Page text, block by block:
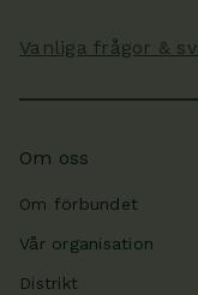
Vanliga frågor &
Om oss
Om förbundet
Vår organisation
Distrikt